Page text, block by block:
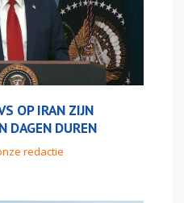
OP IRAN ZIJN
DAGEN DUREN
redactie